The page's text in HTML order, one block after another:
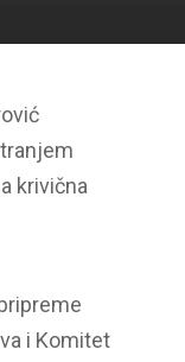
krivična
i Komitet